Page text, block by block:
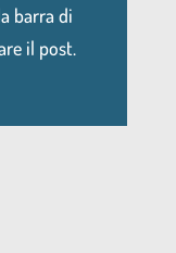
barra di
il post.